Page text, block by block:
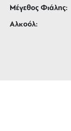
Μέγεθος Φιάλης:
Αλκοόλ: